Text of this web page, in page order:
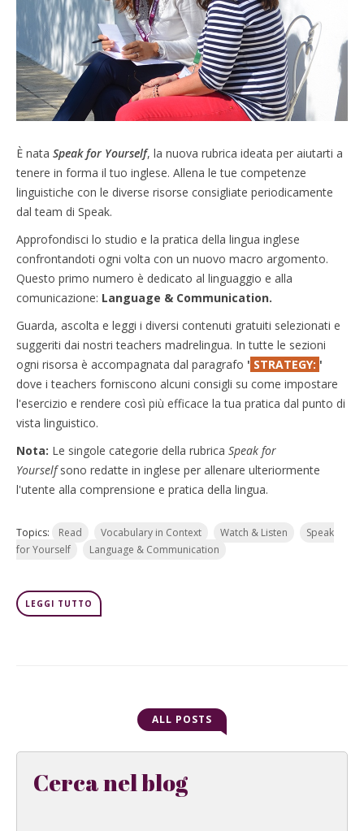
È nata Speak for Yourself, la nuova rubrica ideata per aiutarti a
tenere in forma il tuo inglese. Allena le tue competenze
linguistiche con le diverse risorse consigliate periodicamente
dal team di Speak.
Approfondisci lo studio e la pratica della lingua inglese
confrontandoti ogni volta con un nuovo macro argomento.
Questo primo numero è dedicato al linguaggio e alla
comunicazione: Language & Communication.
Guarda, ascolta e leggi i diversi contenuti gratuiti selezionati e
suggeriti dai nostri teachers madrelingua. In tutte le sezioni
ogni risorsa è accompagnata dal paragrafo ' STRATEGY: '
dove i teachers forniscono alcuni consigli su come impostare
l'esercizio e rendere così più efficace la tua pratica dal punto di
vista linguistico.
Nota: Le singole categorie della rubrica Speak for
Yourself sono redatte in inglese per allenare ulteriormente
l'utente alla comprensione e pratica della lingua.
Topics: Read Vocabulary in Context Watch & Listen
Speak
for Yourself
Language & Communication
LEGGI TUTTO
ALL POSTS
Cerca nel blog